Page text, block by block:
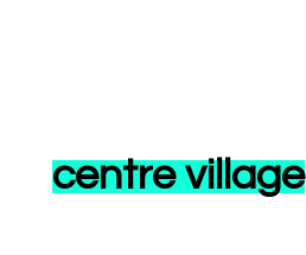
centre village